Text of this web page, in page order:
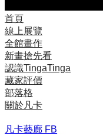
首頁
線上展覽
全館畫作
新畫搶先看
認識TingaTinga
藏家評價
部落格
關於凡卡
凡卡藝廊 FB